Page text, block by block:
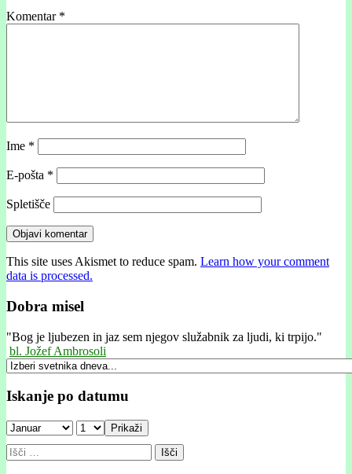
Komentar *
Ime *
E-pošta *
Spletišče
This site uses Akismet to reduce spam. Learn how your comment
data is processed.
Dobra misel
"Bog je ljubezen in jaz sem njegov služabnik za ljudi, ki trpijo."
bl. Jožef Ambrosoli
Iskanje po datumu
Prikaži
Išči: